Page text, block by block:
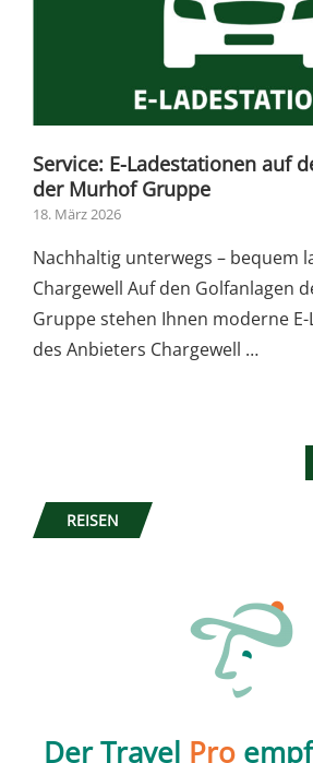
Service: E-Ladestationen auf
der Murhof Gruppe
18. März 2026
Nachhaltig unterwegs – bequem
Chargewell Auf den Golfanlagen
Gruppe stehen Ihnen moderne
des Anbieters Chargewell …
REISEN
Der Travel Pro